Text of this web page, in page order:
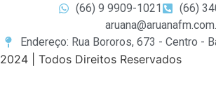
(66) 9 9909-1021
(66)
Endereço: Rua Bororos, 673 - Centro -
2024 | Todos Direitos Reservados